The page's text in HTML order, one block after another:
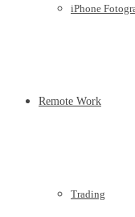
iPhone
Remote Work
Trading